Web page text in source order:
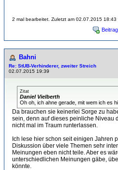
2 mal bearbeitet. Zuletzt am 02.07.2015 18:43
Bahni
Re: StUB-Verhinderer, zweiter Streich
02.07.2015 19:39
Zitat
Daniel Vielberth
Oh oh, ich ahne gerade, mit wem ich es
Da brauchen sie keinerlei Sorge zu
sein, denn auf dieses peinliche Niveau
nicht mal im Traum runterlassen.
Ich lese hier schon seit einigen Jahren
Diskussion über viele Themen sehr
Meinungen eben nicht teile. Aber es
unterschiedlichen Meinungen gäbe,
könnte.